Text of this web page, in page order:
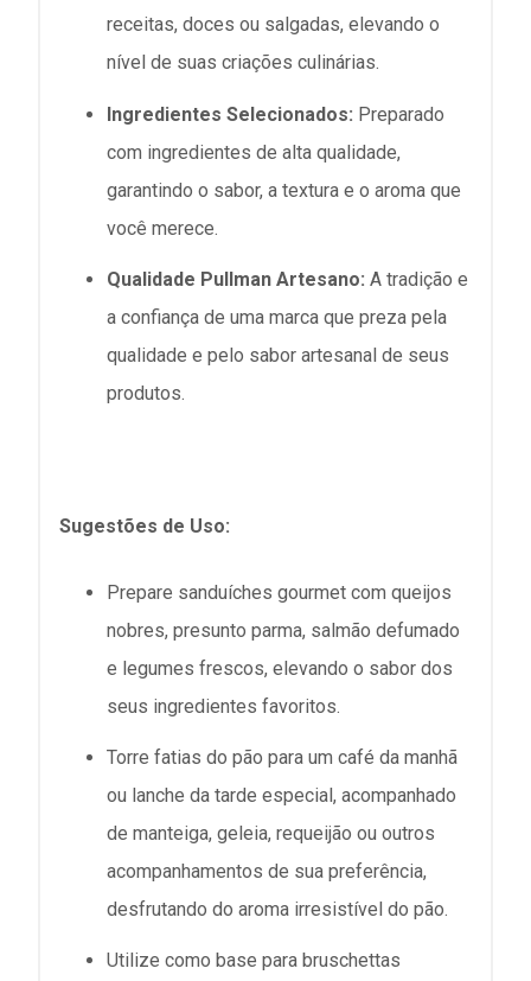
receitas, doces ou salgadas, elevando o
nível de suas criações culinárias.
Ingredientes Selecionados: Preparado
com ingredientes de alta qualidade,
garantindo o sabor, a textura e o aroma que
você merece.
Qualidade Pullman Artesano: A tradição e
a confiança de uma marca que preza pela
qualidade e pelo sabor artesanal de seus
produtos.
Sugestões de Uso:
Prepare sanduíches gourmet com queijos
nobres, presunto parma, salmão defumado
e legumes frescos, elevando o sabor dos
seus ingredientes favoritos.
Torre fatias do pão para um café da manhã
ou lanche da tarde especial, acompanhado
de manteiga, geleia, requeijão ou outros
acompanhamentos de sua preferência,
desfrutando do aroma irresistível do pão.
Utilize como base para bruschettas